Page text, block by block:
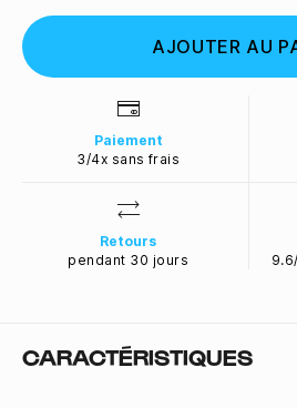
AJOUTER AU
Paiement
3/4x sans frais
Retours
pendant 30 jours
CARACTÉRISTIQUES